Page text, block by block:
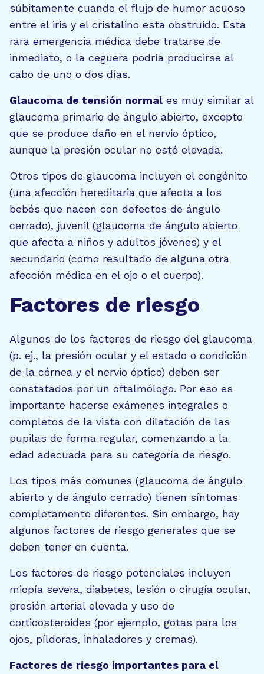
súbitamente cuando el flujo de humor acuoso
entre el iris y el cristalino esta obstruido. Esta
rara emergencia médica debe tratarse de
inmediato, o la ceguera podría producirse al
cabo de uno o dos días.
Glaucoma de tensión normal es muy similar al
glaucoma primario de ángulo abierto, excepto
que se produce daño en el nervio óptico,
aunque la presión ocular no esté elevada.
Otros tipos de glaucoma incluyen el congénito
(una afección hereditaria que afecta a los
bebés que nacen con defectos de ángulo
cerrado), juvenil (glaucoma de ángulo abierto
que afecta a niños y adultos jóvenes) y el
secundario (como resultado de alguna otra
afección médica en el ojo o el cuerpo).
Factores de riesgo
Algunos de los factores de riesgo del glaucoma
(p. ej., la presión ocular y el estado o condición
de la córnea y el nervio óptico) deben ser
constatados por un oftalmólogo. Por eso es
importante hacerse exámenes integrales o
completos de la vista con dilatación de las
pupilas de forma regular, comenzando a la
edad adecuada para su categoría de riesgo.
Los tipos más comunes (glaucoma de ángulo
abierto y de ángulo cerrado) tienen síntomas
completamente diferentes. Sin embargo, hay
algunos factores de riesgo generales que se
deben tener en cuenta.
Los factores de riesgo potenciales incluyen
miopía severa, diabetes, lesión o cirugía ocular,
presión arterial elevada y uso de
corticosteroides (por ejemplo, gotas para los
ojos, píldoras, inhaladores y cremas).
Factores de riesgo importantes para el